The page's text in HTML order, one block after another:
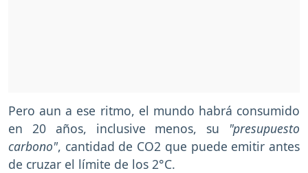
Pero aun a ese ritmo, el mundo habrá consumido
en 20 años, inclusive menos, su "presupuesto
carbono", cantidad de CO2 que puede emitir antes
de cruzar el límite de los 2°C.